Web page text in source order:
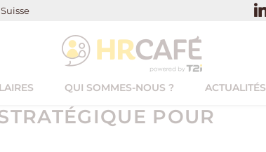
QUI SOMMES-NOUS ? ACTUALITÉS
POUR